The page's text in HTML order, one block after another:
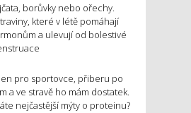
borůvky nebo ořechy.
které v létě pomáhají
a ulevují od bolestivé
pro sportovce, přiberu po
a ve stravě ho mám dostatek.
nejčastější mýty o proteinu?